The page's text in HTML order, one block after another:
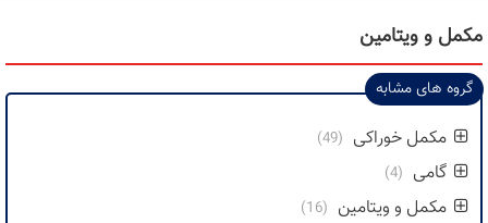
مکمل و ویتامین
گروه های مشابه
مکمل خوراکی (49)
گامی (4)
مکمل و ویتامین (16)